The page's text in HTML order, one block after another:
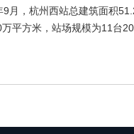
9月，杭州西站总建筑面积
平方米，站场规模为11台20